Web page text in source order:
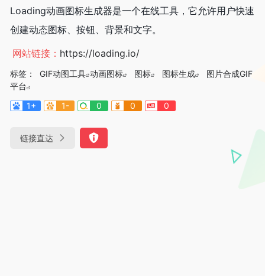
Loading动画图标生成器是一个在线工具，它允许用户快速
创建动态图标、按钮、背景和文字。
网站链接： https://loading.io/
标签： GIF动图工具 动画图标 图标 图标生成
图片合成GIF
平台
1+
1- 0 0 0
链接直达